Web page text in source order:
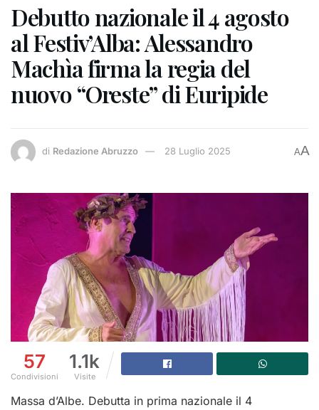
Debutto nazionale il 4 agosto
al Festiv’Alba: Alessandro
Machìa firma la regia del
nuovo “Oreste” di Euripide
di Redazione Abruzzo 28 Luglio 2025 AA
57
Condivisioni
1.1k
Visite
Massa d’Albe. Debutta in prima nazionale il 4